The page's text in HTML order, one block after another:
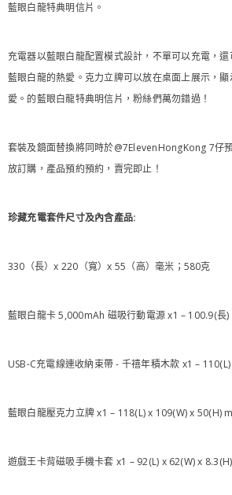
藍眼白龍特典明信片。
充電器以藍眼白龍配置模式設計，不單可以充電，
藍眼白龍的熱愛。克力立牌可以放在桌面上展示，
愛。的藍眼白龍特典明信片，粉絲們萬勿錯過！
套裝及鏡面替換將同時於@7ElevenHongKong 7仔
放訂購，產品預約預約，賣完即止！
珍藏充電套件尺寸及內含產品:
330（長）x 220（寬）x 55（高）毫米；580克
藍眼白龍卡 5,000mAh 磁吸行動電源 x1 – 100.9(長
USB-C充電線連收納束帶 - 千禧年積木款 x1 –
藍眼白龍壓克力立牌 x1 – 118(L) x 109(W) x 50(H)
遊戲王卡背磁吸手機卡套 x1 – 92(L) x 62(W) x